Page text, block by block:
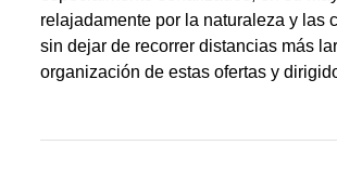
relajadamente por la naturaleza y las
sin dejar de recorrer distancias más
organización de estas ofertas y